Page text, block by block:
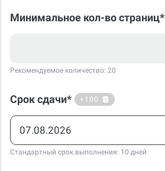
Минимальное кол-во страниц*
Рекомендуемое количество: 20
Срок сдачи* +100
Стандартный срок выполнения: 10 дней